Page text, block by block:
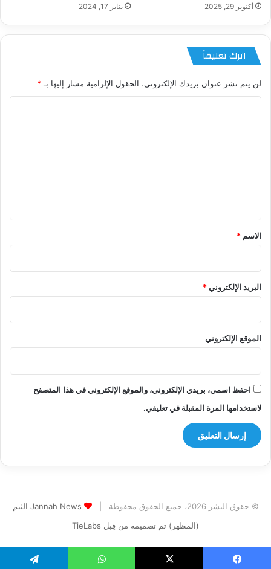
أكتوبر 29, 2025 يناير 17, 2024
اترك تعليقاً
لن يتم نشر عنوان بريدك الإلكتروني. الحقول الإلزامية مشار إليها بـ *
*
الاسم *
البريد الإلكتروني*
الموقع الإلكتروني
احفظ اسمي، بريدي الإلكتروني، والموقع الإلكتروني في هذا المتصفح
لاستخدامها المرة المقبلة في تعليقي.
© حقوق النشر 2026، جميع الحقوق محفوظة |
Jannah News الثيم
(المظهر) تم تصميمه من قِبل TieLabs